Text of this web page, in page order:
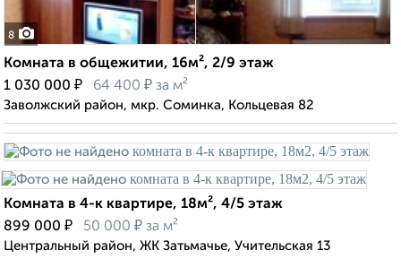
8
Комната в общежитии, 16м², 2/9 этаж
1 030 000 ₽ 64 400 ₽ за м²
Заволжский район, мкр. Соминка, Кольцевая 82
Комната в 4-к квартире, 18м², 4/5 этаж
899 000 ₽ 50 000 ₽ за м²
Центральный район, ЖК Затьмачье, Учительская 13